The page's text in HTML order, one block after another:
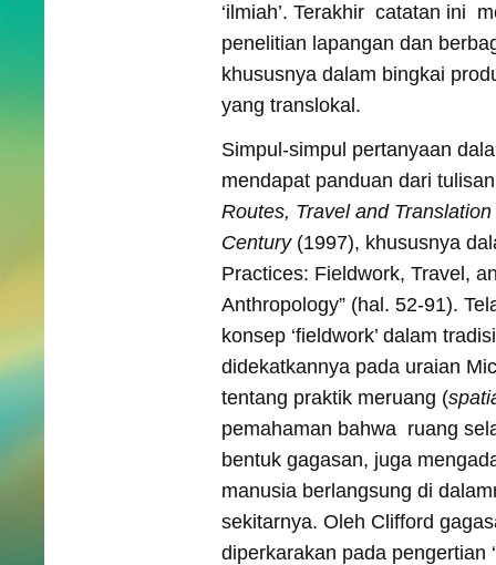
‘ilmiah’. Terakhir catatan ini
penelitian lapangan dan
khususnya dalam bingkai
yang translokal.
Simpul-simpul pertanyaan
mendapat panduan dari
Routes, Travel and
Century (1997), khususnya
Practices: Fieldwork, Travel,
Anthropology” (hal. 52-91).
konsep ‘fieldwork’ dalam
didekatkannya pada uraian
tentang praktik meruang (
pemahaman bahwa ruang
bentuk gagasan, juga
manusia berlangsung di
sekitarnya. Oleh Clifford
diperkarakan pada pengertian